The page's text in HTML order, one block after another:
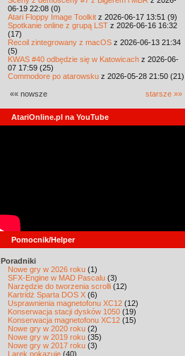
06-19 22:08 (0)
Atari Floppy Image Toolkit z 2026-06-17 13:51 (9)
Spotkanie online z grupą LST z 2026-06-16 16:32
(17)
Recoil zintegrowany z macOS z 2026-06-13 21:34
(5)
KWAS #40 odbędzie się w Katowicach z 2026-06-
07 17:59 (25)
Commodore po atarowsku z 2026-05-28 21:50 (21)
«« nowsze starsze »»
AtariOnline.pl na YouTube
Pomocnik/Helper
Poradniki
Nowe gry w 2026 roku (1)
SFX-Engine w MAD Pascalu (3)
Narzędzie do tworzenia scrolli (12)
Kartridż Sparta DOS X (6)
Usprawnienia magnetofonu XC12 (12)
Konserwacja stacji dysków 1050 (19)
Konserwacja magnetofonu XC12 (15)
Nowe gry w 2020 roku (2)
Nowe gry w 2019 roku (35)
Nowe gry w 2017 roku (3)
Larek pokazuje (40)